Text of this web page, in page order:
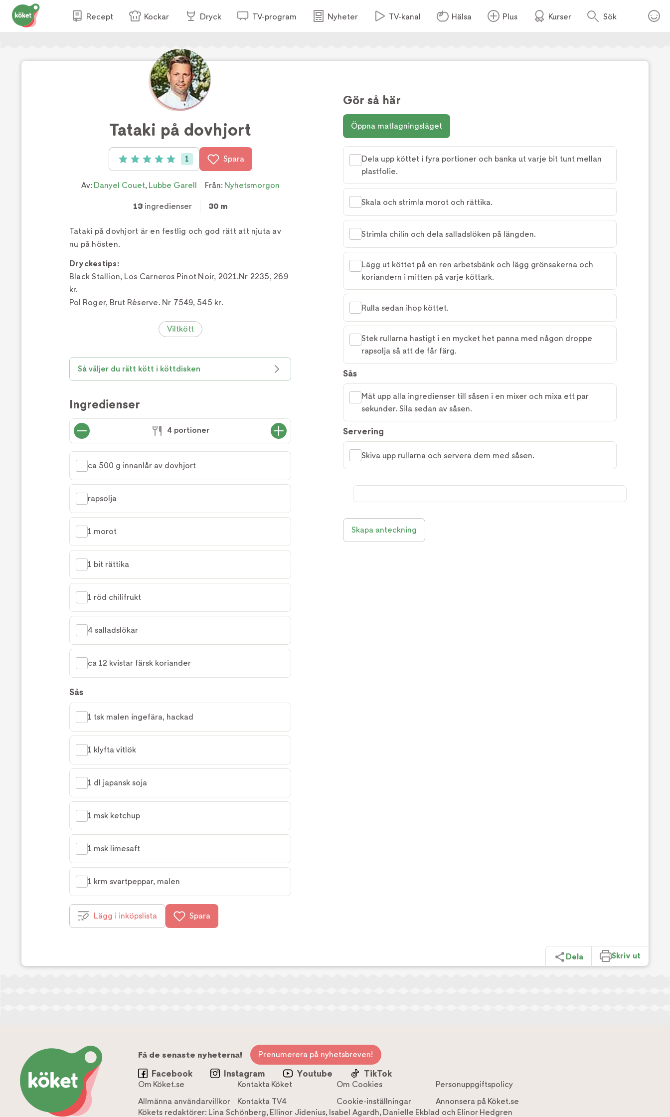
Recept Kockar Dryck TV-program Nyheter TV-kanal Hälsa Plus Kurser Sök
Foto:Lubbe Garell
Tataki på dovhjort
Betyg: 5 av 5 (1 röster)
1 Spara
Av: Danyel Couet, Lubbe Garell Från: Nyhetsmorgon
13 ingredienser 30 m
Tataki på dovhjort är en festlig och god rätt att njuta av
nu på hösten.
Dryckestips:
Black Stallion, Los Carneros Pinot Noir, 2021.Nr 2235, 269
kr.
Pol Roger, Brut Réserve. Nr 7549, 545 kr.
Viltkött
Så väljer du rätt kött i köttdisken
Ingredienser
4 portioner
ca 500 g innanlår av dovhjort
rapsolja
1 morot
1 bit rättika
1 röd chilifrukt
4 salladslökar
ca 12 kvistar färsk koriander
Sås
1 tsk malen ingefära, hackad
1 klyfta vitlök
1 dl japansk soja
1 msk ketchup
1 msk limesaft
1 krm svartpeppar, malen
Lägg i inköpslista Spara
Gör så här
Öppna matlagningsläget
Dela upp köttet i fyra portioner och banka ut varje bit tunt mellan
plastfolie.
Skala och strimla morot och rättika.
Strimla chilin och dela salladslöken på längden.
Lägg ut köttet på en ren arbetsbänk och lägg grönsakerna och
koriandern i mitten på varje köttark.
Rulla sedan ihop köttet.
Stek rullarna hastigt i en mycket het panna med någon droppe
rapsolja så att de får färg.
Sås
Mät upp alla ingredienser till såsen i en mixer och mixa ett par
sekunder. Sila sedan av såsen.
Servering
Skiva upp rullarna och servera dem med såsen.
Skapa anteckning
Dela Skriv ut
Få de senaste nyheterna! Prenumerera på nyhetsbreven!
Facebook Instagram Youtube TikTok
Om Köket.se Kontakta Köket Om Cookies
Personuppgiftspolicy
Allmänna användarvillkor
Kontakta TV4 Cookie-inställningar
Annonsera på Köket.se
Kökets redaktörer: Lina Schönberg, Ellinor Jidenius, Isabel Agardh, Danielle Ekblad och Elinor Hedgren